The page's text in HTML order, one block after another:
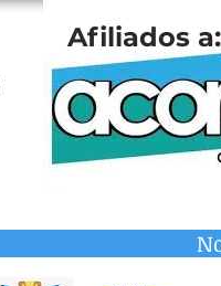
Afiliados a: